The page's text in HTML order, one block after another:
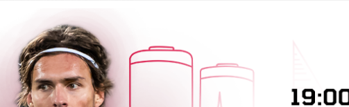
DINABURG-
ZEMESSARDZE
Ilūkstes Stadions "Vārpa"